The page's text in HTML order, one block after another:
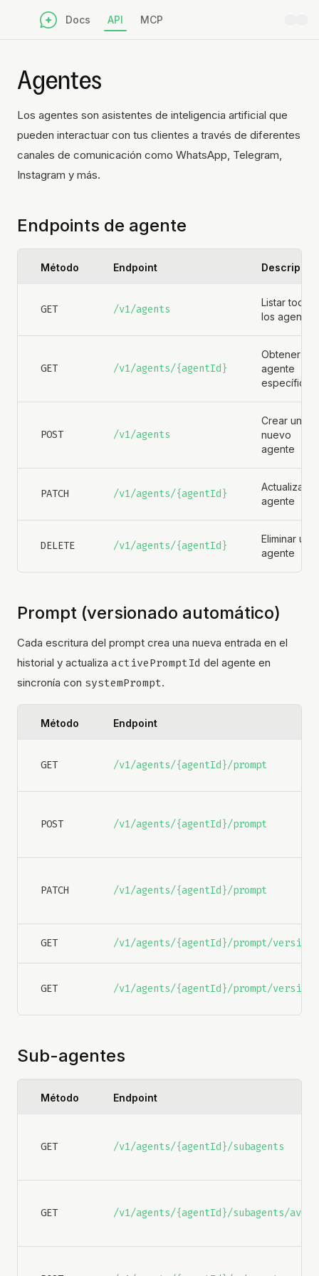
Docs API MCP
Agentes
Los agentes son asistentes de inteligencia artificial que
pueden interactuar con tus clientes a través de diferentes
canales de comunicación como WhatsApp, Telegram,
Instagram y más.
Endpoints de agente
Método Endpoint
GET /v1/agents
Listar todos
los agentes
GET /v1/agents/{agentId}
Obtener un
agente
específico
POST /v1/agents
Crear un
nuevo
agente
PATCH /v1/agents/{agentId}
Actualizar
agente
DELETE /v1/agents/{agentId}
Eliminar un
agente
Prompt (versionado automático)
Cada escritura del prompt crea una nueva entrada en el
historial y actualiza activePromptId del agente en
sincronía con systemPrompt.
Método Endpoint
GET /v1/agents/{agentId}/prompt
POST /v1/agents/{agentId}/prompt
PATCH /v1/agents/{agentId}/prompt
GET /v1/agents/{agentId}/prompt/versions
GET /v1/agents/{agentId}/prompt/
Sub-agentes
Método Endpoint
GET /v1/agents/{agentId}/subagents
GET /v1/agents/{agentId}/subagents/